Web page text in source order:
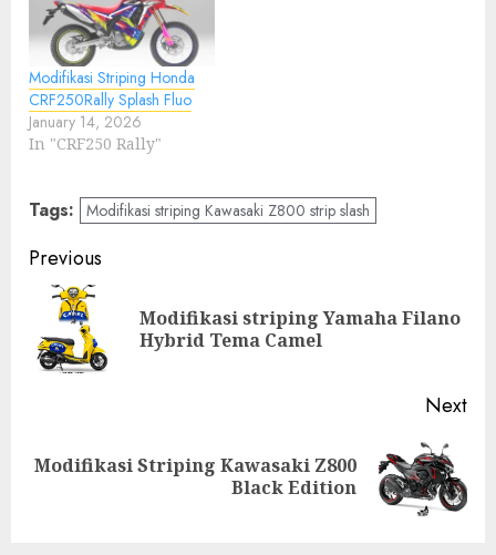
Modifikasi Striping Honda
CRF250Rally Splash Fluo
January 14, 2026
In "CRF250 Rally"
Tags: Modifikasi striping Kawasaki Z800 strip slash
Post
navigation
Previous
Modifikasi striping Yamaha Filano
Hybrid Tema Camel
Next
Next
Modifikasi Striping Kawasaki Z800
Black Edition